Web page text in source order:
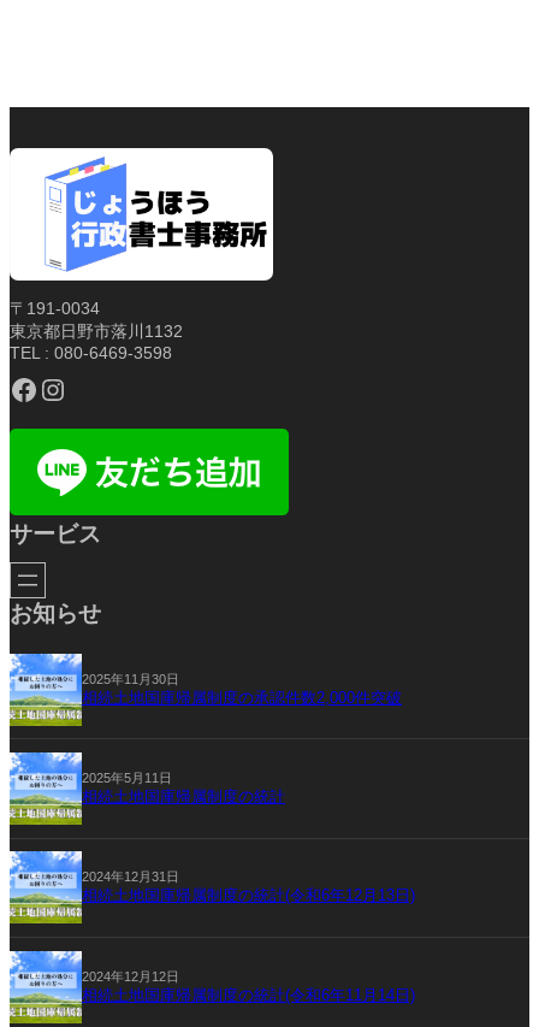
〒191-0034
東京都日野市落川1132
TEL : 080-6469-3598
Facebook Instagram
サービス
お知らせ
2025年11月30日
相続土地国庫帰属制度の承認件数2,000件突破
2025年5月11日
相続土地国庫帰属制度の統計
2024年12月31日
相続土地国庫帰属制度の統計(令和6年12月13日)
2024年12月12日
相続土地国庫帰属制度の統計(令和6年11月14日)